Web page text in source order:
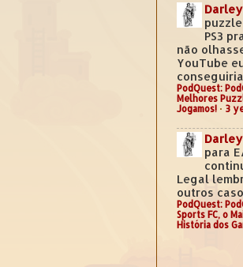
PS3
não
YouTube
PodQuest:
Melhores
Jogamos! · 3
para
Legal
outros
PodQuest:
Sports FC, o
História dos